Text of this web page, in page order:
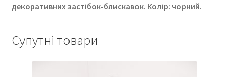
декоративних застібок-блискавок. Колір: чорний.
Супутні товари